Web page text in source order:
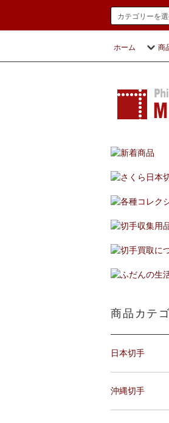
ホーム 商
商品カテ
日本切手
沖縄切手